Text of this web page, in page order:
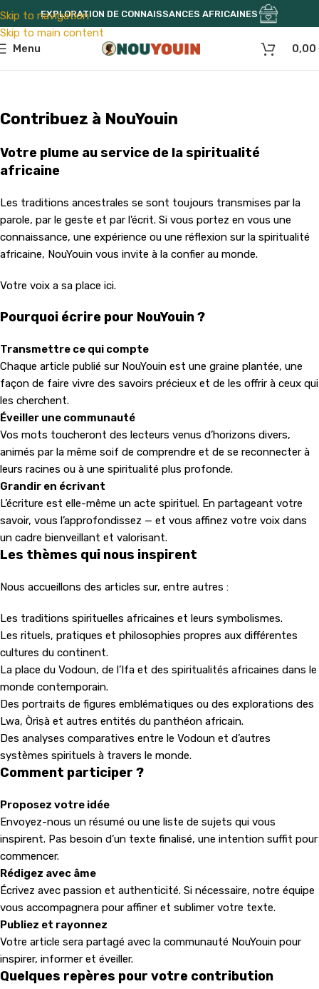
Skip to navigation
Skip to main content
EXPLORATION DE CONNAISSANCES AFRICAINES
Menu 0,00
Contribuez à NouYouin
Votre plume au service de la spiritualité
africaine
Les traditions ancestrales se sont toujours transmises par la
parole, par le geste et par l’écrit. Si vous portez en vous une
connaissance, une expérience ou une réflexion sur la spiritualité
africaine, NouYouin vous invite à la confier au monde.
Votre voix a sa place ici.
Pourquoi écrire pour NouYouin ?
Transmettre ce qui compte
Chaque article publié sur NouYouin est une graine plantée, une
façon de faire vivre des savoirs précieux et de les offrir à ceux qui
les cherchent.
Éveiller une communauté
Vos mots toucheront des lecteurs venus d’horizons divers,
animés par la même soif de comprendre et de se reconnecter à
leurs racines ou à une spiritualité plus profonde.
Grandir en écrivant
L’écriture est elle-même un acte spirituel. En partageant votre
savoir, vous l’approfondissez — et vous affinez votre voix dans
un cadre bienveillant et valorisant.
Les thèmes qui nous inspirent
Nous accueillons des articles sur, entre autres :
Les traditions spirituelles africaines et leurs symbolismes.
Les rituels, pratiques et philosophies propres aux différentes
cultures du continent.
La place du Vodoun, de l’Ifa et des spiritualités africaines dans le
monde contemporain.
Des portraits de figures emblématiques ou des explorations des
Lwa, Òrìṣà et autres entités du panthéon africain.
Des analyses comparatives entre le Vodoun et d’autres
systèmes spirituels à travers le monde.
Comment participer ?
Proposez votre idée
Envoyez-nous un résumé ou une liste de sujets qui vous
inspirent. Pas besoin d’un texte finalisé, une intention suffit pour
commencer.
Rédigez avec âme
Écrivez avec passion et authenticité. Si nécessaire, notre équipe
vous accompagnera pour affiner et sublimer votre texte.
Publiez et rayonnez
Votre article sera partagé avec la communauté NouYouin pour
inspirer, informer et éveiller.
Quelques repères pour votre contribution